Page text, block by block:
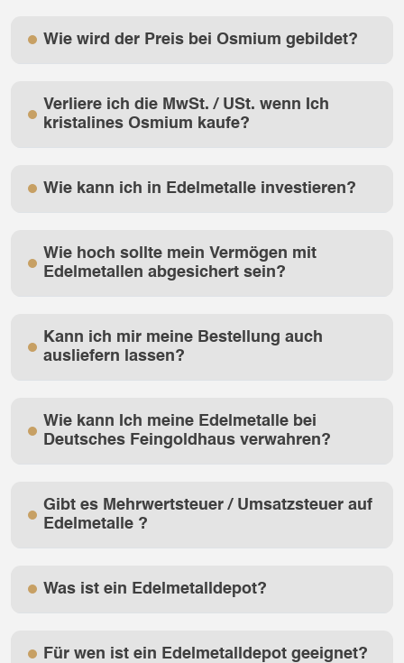
Wie wird der Preis bei Osmium gebildet?
Verliere ich die MwSt. / USt. wenn Ich
kristalines Osmium kaufe?
Wie kann ich in Edelmetalle investieren?
Wie hoch sollte mein Vermögen mit
Edelmetallen abgesichert sein?
Kann ich mir meine Bestellung auch
ausliefern lassen?
Wie kann Ich meine Edelmetalle bei
Deutsches Feingoldhaus verwahren?
Gibt es Mehrwertsteuer / Umsatzsteuer auf
Edelmetalle ?
Was ist ein Edelmetalldepot?
Für wen ist ein Edelmetalldepot geeignet?